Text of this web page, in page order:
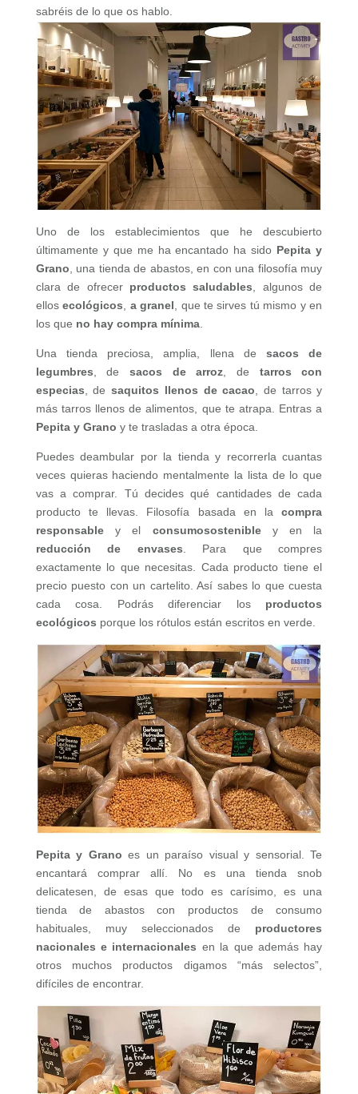
sabréis de lo que os hablo.
Uno de los establecimientos que he descubierto
últimamente y que me ha encantado ha sido Pepita y
Grano , una tienda de abastos, en con una filosofía muy
clara de ofrecer productos saludables , algunos de
ellosecológicos a granel , que te sirves tú mismo y en
los que no hay compra mínima.
Una tienda preciosa, amplia, llena de sacos de
legumbres , desacos de arroz , de tarros con
especias , desaquitos llenos de cacao , de tarros y
más tarros llenos de alimentos, que te atrapa. Entras a
Pepita y Grano y te trasladas a otra época.
Puedes deambular por la tienda y recorrerla cuantas
veces quieras haciendo mentalmente la lista de lo que
vas a comprar. Tú decides qué cantidades de cada
producto te llevas. Filosofía basada en lacompra
responsabley el consumosostenibley en la
reducción de envases . Para que compres
exactamente lo que necesitas. Cada producto tiene el
precio puesto con un cartelito. Así sabes lo que cuesta
cada cosa. Podrás diferenciar los productos
ecológicos porque los rótulos están escritos en verde.
Pepita y Granoes un paraíso visual y sensorial. Te
encantará comprar allí. No es una tienda snob
delicatesen, de esas que todo es carísimo, es una
tienda de abastos con productos de consumo
habituales, muy seleccionados de productores
nacionales e internacionales en la que además hay
otros muchos productos digamos “más selectos”,
difíciles de encontrar.